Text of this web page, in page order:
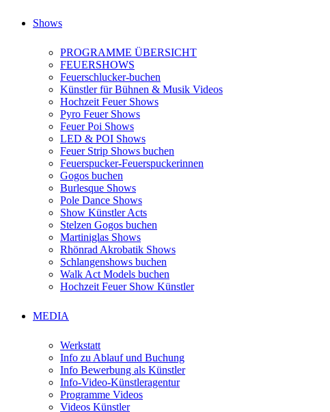
Shows
PROGRAMME ÜBERSICHT
FEUERSHOWS
Feuerschlucker-buchen
Künstler für Bühnen & Musik Videos
Hochzeit Feuer Shows
Pyro Feuer Shows
Feuer Poi Shows
LED & POI Shows
Feuer Strip Shows buchen
Feuerspucker-Feuerspuckerinnen
Gogos buchen
Burlesque Shows
Pole Dance Shows
Show Künstler Acts
Stelzen Gogos buchen
Martiniglas Shows
Rhönrad Akrobatik Shows
Schlangenshows buchen
Walk Act Models buchen
Hochzeit Feuer Show Künstler
MEDIA
Werkstatt
Info zu Ablauf und Buchung
Info Bewerbung als Künstler
Info-Video-Künstleragentur
Programme Videos
Videos Künstler